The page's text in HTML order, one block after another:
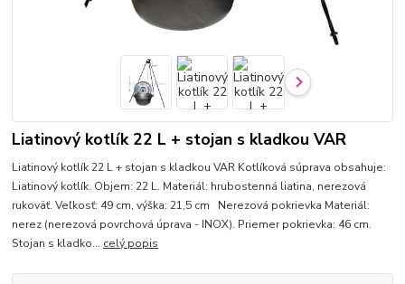
Liatinový kotlík 22 L + stojan s kladkou VAR
Liatinový kotlík 22 L + stojan s kladkou VAR Kotlíková súprava obsahuje:
Liatinový kotlík. Objem: 22 L. Materiál: hrubostenná liatina, nerezová
rukoväť. Veľkosť: 49 cm, výška: 21,5 cm Nerezová pokrievka Materiál:
nerez (nerezová povrchová úprava - INOX). Priemer pokrievka: 46 cm.
Stojan s kladko... celý popis